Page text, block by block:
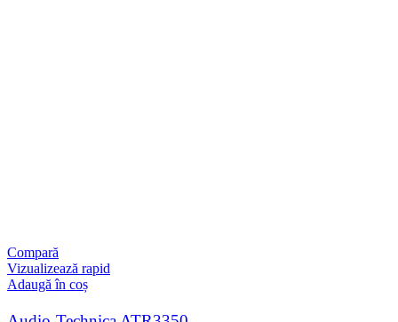
Compară
Vizualizează rapid
Adaugă în coș